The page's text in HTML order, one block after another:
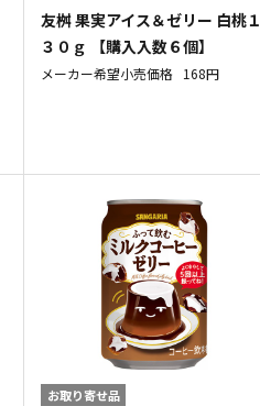
友桝 果実アイス＆ゼリー 白桃１
３０ｇ 【購入入数６個】
メーカー希望小売価格 168円
お取り寄せ品